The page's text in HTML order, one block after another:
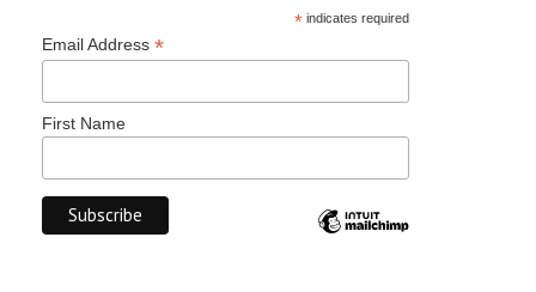
* indicates required
Email Address *
First Name